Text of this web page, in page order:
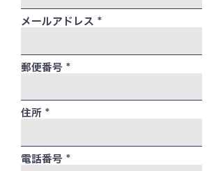
メールアドレス
郵便番号
住所
電話番号